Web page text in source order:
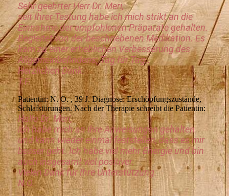
Sehr geehrter Herr Dr. Meri,
seit Ihrer Testung habe ich mich strikt an die
Einnahme der empfohlenen Präparate gehalten.
Begleitet von der beschriebenen Medikation. Es
kam zu einer erheblichen Verbesserung des
Allgemeinbefindens; Tag für Tag..
Herzlichen Dank.
T.F.
Patientin: N. O. , 39 J. Diagnose: Erschöpfungszustände,
Schlafstörungen. Nach der Therapie schreibt die Patientin:
Hallo Dr. Meri,
ich habe mich an ihre Anweisungen gehalten
und kann wieder einmal feststellen, dass es mir
besser geht. Ich habe viel mehr Energie und bin
auch insgesamt viel positiver.
Vielen Dank für Ihre Unterstützung.
N.O.